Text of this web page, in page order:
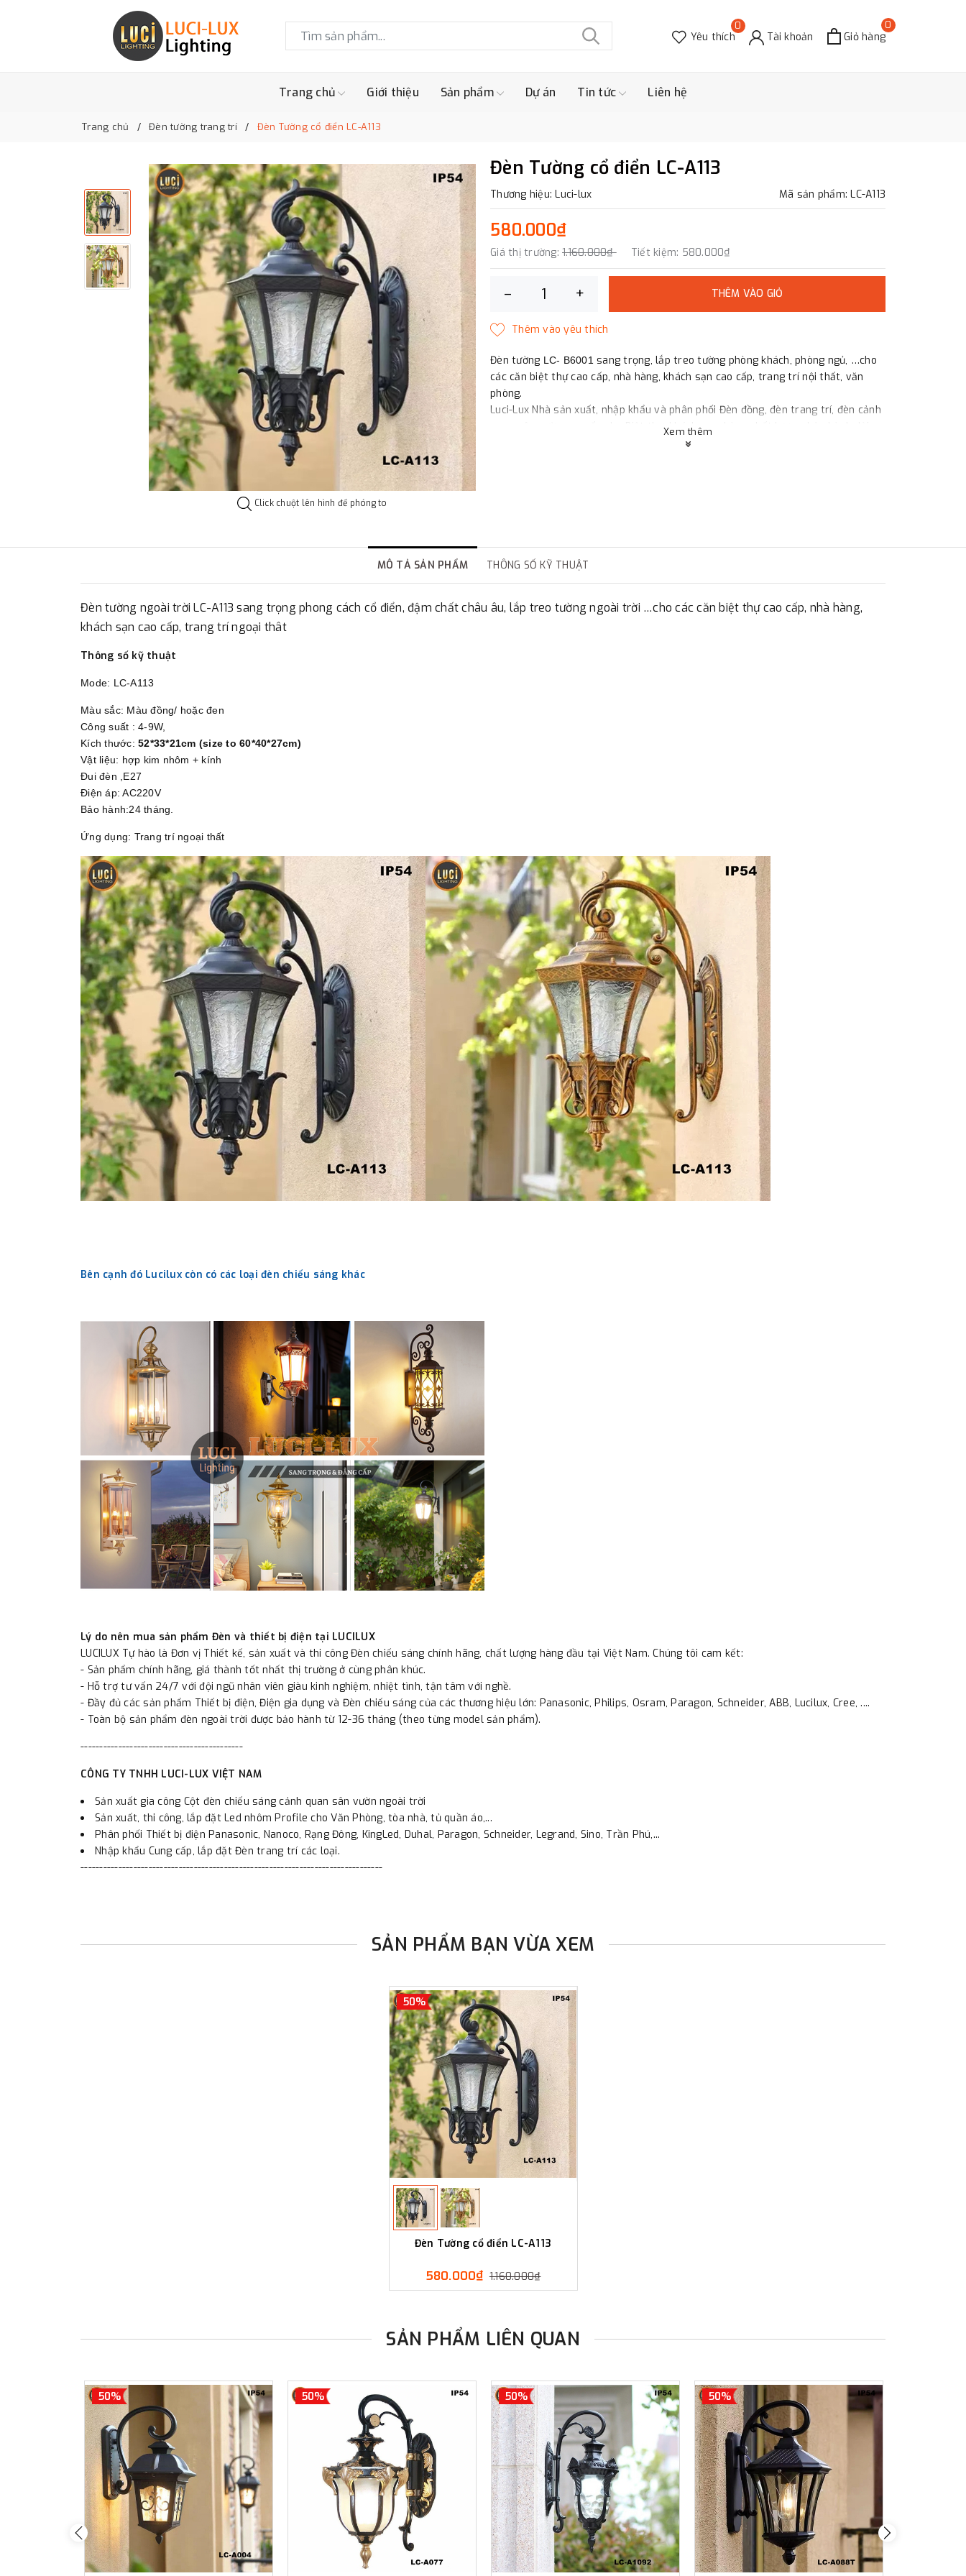
0
Yêu thích Tài khoản
0
Giỏ hàng
Trang chủ Giới thiệu Sản phẩm Dự án Tin tức Liên hệ
Trang chủ Đèn tường trang trí Đèn Tường cổ điển LC-A113
Click chuột lên hình để phóng to
Đèn Tường cổ điển LC-A113
Thương hiệu: Luci-lux Mã sản phẩm: LC-A113
580.000₫
Giá thị trường: 1.160.000₫ Tiết kiệm: 580.000₫
– + THÊM VÀO GIỎ
Đèn tường LC- B6001 sang trọng, lắp treo tường phòng khách, phòng ngủ, …cho
các căn biệt thự cao cấp, nhà hàng, khách sạn cao cấp, trang trí nội thất, văn
phòng.
Luci-Lux Nhà sản xuất, nhập khẩu và phân phối Đèn đồng, đèn trang trí, đèn cảnh
quan sân vườn cao cấp cho Biệt thự, khách sạn, hàng chất lượng, bảo hành dài
Xem thêm
MÔ TẢ SẢN PHẨM THÔNG SỐ KỸ THUẬT
Đèn tường ngoài trời LC-A113 sang trọng phong cách cổ điển, đậm chất châu âu, lắp treo tường ngoài trời …cho các căn biệt thự cao cấp, nhà hàng,
khách sạn cao cấp, trang trí ngoại thât
Thông số kỹ thuật
Mode: LC-A113
Màu sắc: Màu đồng/ hoặc đen
Công suất : 4-9W,
Kích thước: 52*33*21cm (size to 60*40*27cm)
Vật liệu: hợp kim nhôm + kính
Đui đèn ,E27
Điện áp: AC220V
Bảo hành:24 tháng.
Ứng dụng: Trang trí ngoại thất
Bên cạnh đó Lucilux còn có các loại đèn chiếu sáng khác
Lý do nên mua sản phẩm Đèn và thiết bị điện tại LUCILUX
LUCILUX Tự hào là Đơn vị Thiết kế, sản xuất và thi công Đèn chiếu sáng chính hãng, chất lượng hàng đầu tại Việt Nam. Chúng tôi cam kết:
- Sản phẩm chính hãng, giá thành tốt nhất thị trường ở cùng phân khúc.
- Hỗ trợ tư vấn 24/7 với đội ngũ nhân viên giàu kinh nghiệm, nhiệt tình, tận tâm với nghề.
- Đầy đủ các sản phẩm Thiết bị điện, Điện gia dụng và Đèn chiếu sáng của các thương hiệu lớn: Panasonic, Philips, Osram, Paragon, Schneider, ABB, Lucilux, Cree, ....
- Toàn bộ sản phẩm đèn ngoài trời được bảo hành từ 12-36 tháng (theo từng model sản phẩm).
-------------------------------------------
CÔNG TY TNHH LUCI-LUX VIỆT NAM
Sản xuất gia công Cột đèn chiếu sáng cảnh quan sân vườn ngoài trời
Sản xuất, thi công, lắp đặt Led nhôm Profile cho Văn Phòng, tòa nhà, tủ quần áo,...
Phân phối Thiết bị điện Panasonic, Nanoco, Rạng Đông, KingLed, Duhal, Paragon, Schneider, Legrand, Sino, Trần Phú,...
Nhập khẩu Cung cấp, lắp đặt Đèn trang trí các loại.
--------------------------------------------------------------------------------
SẢN PHẨM BẠN VỪA XEM
50%
Đèn Tường cổ điển LC-A113
580.000₫ 1.160.000₫
SẢN PHẨM LIÊN QUAN
50% 50% 50% 50%